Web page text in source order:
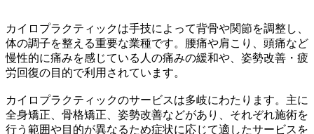
カイロプラクティックは手技によって背骨や関節を調整し、
体の調子を整える重要な業種です。腰痛や肩こり、頭痛など
慢性的に痛みを感じている人の痛みの緩和や、姿勢改善・疲
労回復の目的で利用されています。
カイロプラクティックのサービスは多岐にわたります。主に
全身矯正、骨格矯正、姿勢改善などがあり、それぞれ施術を
行う範囲や目的が異なるため症状に応じて適したサービスを